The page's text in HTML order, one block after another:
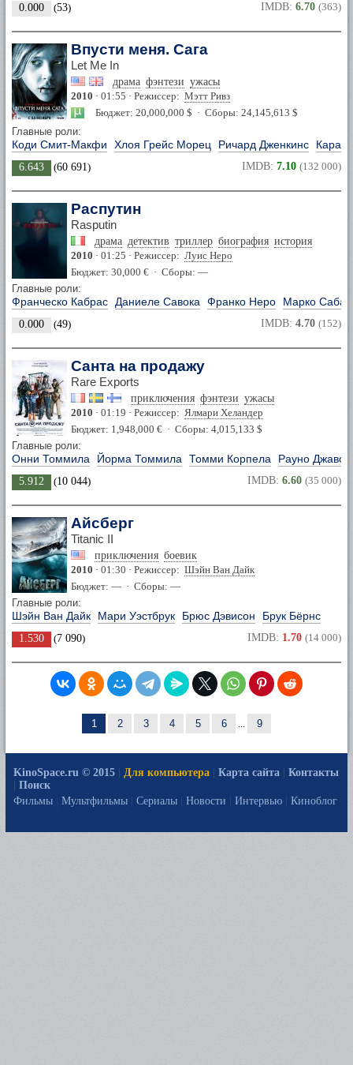
0.000 (53) IMDB: 6.70 (363)
Впусти меня. Сага
Let Me In
драма фэнтези ужасы
2010 · 01:55 · Режиссер: Мэтт Ривз
Бюджет: 20,000,000 $ · Сборы: 24,145,613 $
Главные роли:
Коди Смит-Макфи Хлоя Грейс Морец Ричард Дженкинс Кара
6.643 (60 691) IMDB: 7.10 (132 000)
Распутин
Rasputin
драма детектив триллер биография история
2010 · 01:25 · Режиссер: Луис Неро
Бюджет: 30,000 € · Сборы: —
Главные роли:
Франческо Кабрас Даниеле Савока Франко Неро Марко
0.000 (49) IMDB: 4.70 (152)
Санта на продажу
Rare Exports
приключения фэнтези ужасы
2010 · 01:19 · Режиссер: Ялмари Хеландер
Бюджет: 1,948,000 € · Сборы: 4,015,133 $
Главные роли:
Онни Томмила Йорма Томмила Томми Корпела Рауно
5.912 (10 044) IMDB: 6.60 (35 000)
Айсберг
Titanic II
приключения боевик
2010 · 01:30 · Режиссер: Шэйн Ван Дайк
Бюджет: — · Сборы: —
Главные роли:
Шэйн Ван Дайк Мари Уэстбрук Брюс Дэвисон Брук Бёрнс
1.530 (7 090) IMDB: 1.70 (14 000)
1 2 3 4 5 6 ... 9
KinoSpace.ru © 2015 Для компьютера Карта сайта
Контакты
Поиск
Фильмы
Мультфильмы Сериалы Новости Интервью Киноблог